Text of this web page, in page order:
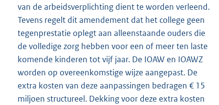
van de arbeidsverplichting dient te worden verleend.
Tevens regelt dit amendement dat het college geen
tegenprestatie oplegt aan alleenstaande ouders die
de volledige zorg hebben voor een of meer ten laste
komende kinderen tot vijf jaar. De IOAW en IOAWZ
worden op overeenkomstige wijze aangepast. De
extra kosten van deze aanpassingen bedragen € 15
miljoen structureel. Dekking voor deze extra kosten